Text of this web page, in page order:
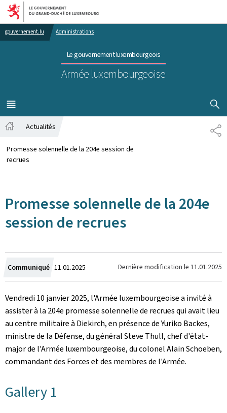
Aller au menu principal
Aller au contenu
gouvernement.lu Administrations
Le gouvernement luxembourgeois
Armée luxembourgeoise
MENU
PRINCIPAL
Actualités
Promesse solennelle de la 204e session de
recrues
Promesse solennelle de la 204e
session de recrues
Communiqué Crée
le
11.01.2025 Dernière modification le 11.01.2025
Vendredi 10 janvier 2025, l'Armée luxembourgeoise a invité à
assister à la 204e promesse solennelle de recrues qui avait lieu
au centre militaire à Diekirch, en présence de Yuriko Backes,
ministre de la Défense, du général Steve Thull, chef d'état-
major de l'Armée luxembourgeoise, du colonel Alain Schoeben,
commandant des Forces et des membres de l'Armée.
Gallery 1